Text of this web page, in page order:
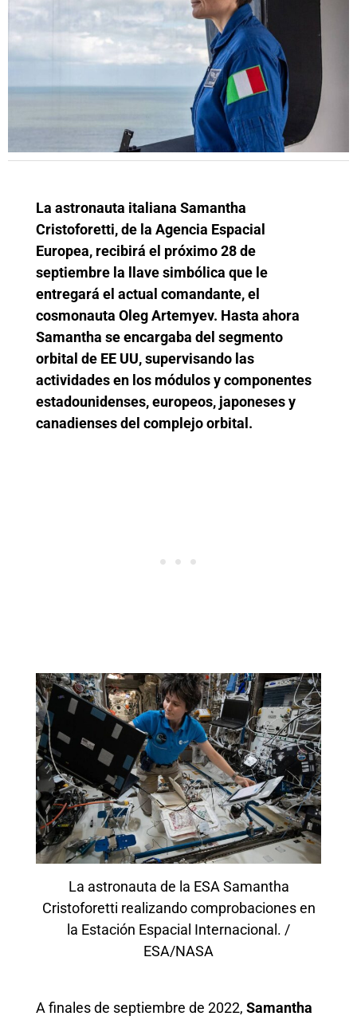
La astronauta italiana Samantha
Cristoforetti, de la Agencia Espacial
Europea, recibirá el próximo 28 de
septiembre la llave simbólica que le
entregará el actual comandante, el
cosmonauta Oleg Artemyev. Hasta ahora
Samantha se encargaba del segmento
orbital de EE UU, supervisando las
actividades en los módulos y componentes
estadounidenses, europeos, japoneses y
canadienses del complejo orbital.
La astronauta de la ESA Samantha
Cristoforetti realizando comprobaciones en
la Estación Espacial Internacional. /
ESA/NASA
A finales de septiembre de 2022, Samantha